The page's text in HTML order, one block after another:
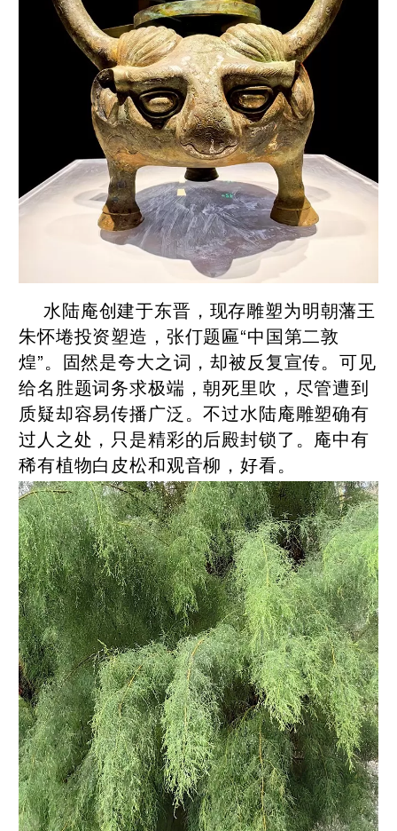
水陆庵创建于东晋，现存雕塑为明朝藩王
朱怀埢投资塑造，张仃题匾“中国第二敦
煌”。固然是夸大之词，却被反复宣传。可见
给名胜题词务求极端，朝死里吹，尽管遭到
质疑却容易传播广泛。不过水陆庵雕塑确有
过人之处，只是精彩的后殿封锁了。庵中有
稀有植物白皮松和观音柳，好看。